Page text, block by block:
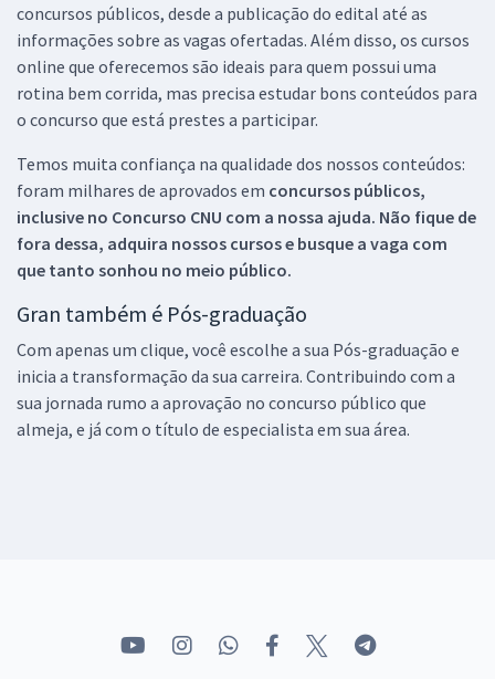
concursos públicos, desde a publicação do edital até as
informações sobre as vagas ofertadas. Além disso, os cursos
online que oferecemos são ideais para quem possui uma
rotina bem corrida, mas precisa estudar bons conteúdos para
o concurso que está prestes a participar.
Temos muita confiança na qualidade dos nossos conteúdos:
foram milhares de aprovados em concursos públicos,
inclusive no Concurso CNU com a nossa ajuda. Não fique de
fora dessa, adquira nossos cursos e busque a vaga com
que tanto sonhou no meio público.
Gran também é Pós-graduação
Com apenas um clique, você escolhe a sua Pós-graduação e
inicia a transformação da sua carreira. Contribuindo com a
sua jornada rumo a aprovação no concurso público que
almeja, e já com o título de especialista em sua área.